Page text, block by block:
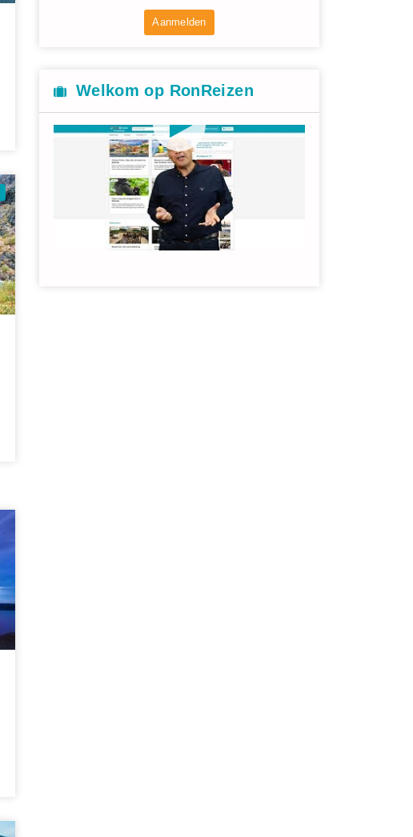
Aanmelden
Welkom op RonReizen